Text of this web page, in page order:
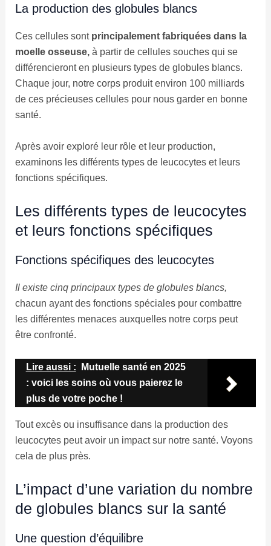
La production des globules blancs
Ces cellules sont principalement fabriquées dans la
moelle osseuse,à partir de cellules souches qui se
différencieront en plusieurs types de globules blancs.
Chaque jour, notre corps produit environ 100 milliards
de ces précieuses cellules pour nous garder en bonne
santé.
Après avoir exploré leur rôle et leur production,
examinons les différents types de leucocytes et leurs
fonctions spécifiques.
Les différents types de leucocytes
et leurs fonctions spécifiques
Fonctions spécifiques des leucocytes
Il existe cinq principaux types de globules blancs,
chacun ayant des fonctions spéciales pour combattre
les différentes menaces auxquelles notre corps peut
être confronté.
Lire aussi :
Mutuelle santé en 2025
: voici les soins où vous paierez le
plus de votre poche !
Tout excès ou insuffisance dans la production des
leucocytes peut avoir un impact sur notre santé. Voyons
cela de plus près.
L’impact d’une variation du nombre
de globules blancs sur la santé
Une question d’équilibre